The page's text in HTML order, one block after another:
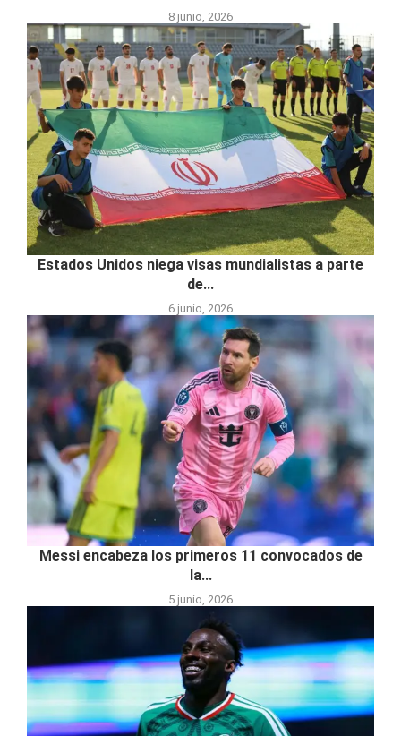
8 junio, 2026
Estados Unidos niega visas mundialistas a parte
de...
6 junio, 2026
Messi encabeza los primeros 11 convocados de
la...
5 junio, 2026